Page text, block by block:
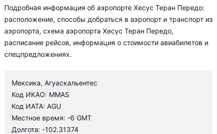
Подробная информация об аэропорте Хесус Теран Передо:
расположение, способы добраться в аэропорт и транспорт из
аэропорта, схема аэропорта Хесус Теран Передо,
расписание рейсов, информация о стоимости авиабилетов и
спецпредложениях.
Мексика, Агуаскальентес
Код ИКАО: MMAS
Код ИАТА: AGU
Местное время: -6 GMT
Долгота: -102.31374